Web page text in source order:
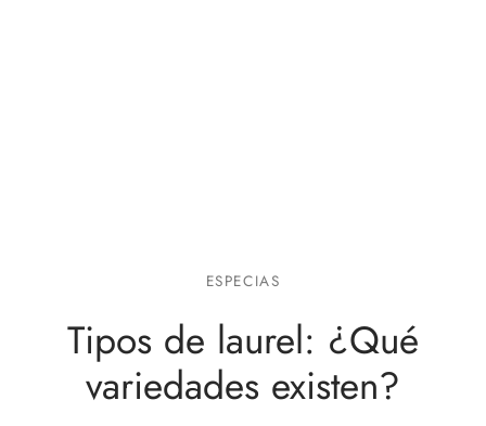
ESPECIAS
Tipos de laurel: ¿Qué
variedades existen?